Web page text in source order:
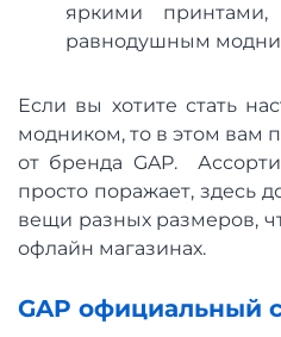
яркими
равнодушным
Если вы хотите стать
модником, то в этом вам
от бренда GAP.
просто поражает, здесь
вещи разных размеров,
офлайн магазинах.
GAP официальный